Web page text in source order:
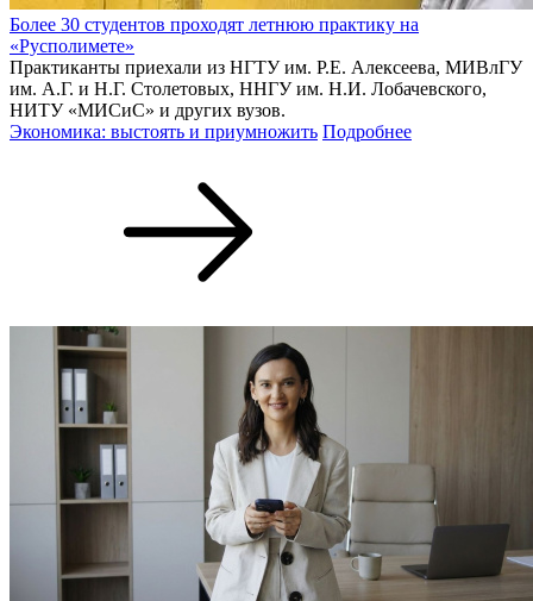
Более 30 студентов проходят летнюю практику на
«Русполимете»
Практиканты приехали из НГТУ им. Р.Е. Алексеева, МИВлГУ
им. А.Г. и Н.Г. Столетовых, ННГУ им. Н.И. Лобачевского,
НИТУ «МИСиС» и других вузов.
Экономика: выстоять и приумножить Подробнее